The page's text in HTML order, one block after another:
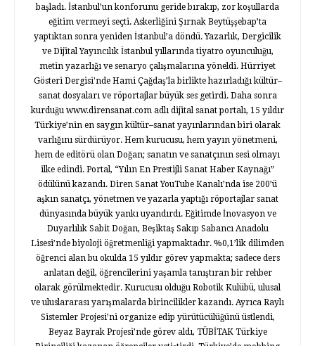
başladı. İstanbul’un konforunu geride bırakıp, zor koşullarda
eğitim vermeyi seçti. Askerliğini Şırnak Beytüşşebap’ta
yaptıktan sonra yeniden İstanbul’a döndü. Yazarlık, Dergicilik
ve Dijital Yayıncılık İstanbul yıllarında tiyatro oyunculuğu,
metin yazarlığı ve senaryo çalışmalarına yöneldi. Hürriyet
Gösteri Dergisi'nde Hami Çağdaş’la birlikte hazırladığı kültür–
sanat dosyaları ve röportajlar büyük ses getirdi. Daha sonra
kurduğu www.dirensanat.com adlı dijital sanat portalı, 15 yıldır
Türkiye’nin en saygın kültür–sanat yayınlarından biri olarak
varlığını sürdürüyor. Hem kurucusu, hem yayın yönetmeni,
hem de editörü olan Doğan; sanatın ve sanatçının sesi olmayı
ilke edindi. Portal, “Yılın En Prestijli Sanat Haber Kaynağı”
ödülünü kazandı. Diren Sanat YouTube Kanalı’nda ise 200’ü
aşkın sanatçı, yönetmen ve yazarla yaptığı röportajlar sanat
dünyasında büyük yankı uyandırdı. Eğitimde İnovasyon ve
Duyarlılık Sabit Doğan, Beşiktaş Sakıp Sabancı Anadolu
Lisesi’nde biyoloji öğretmenliği yapmaktadır. %0,1’lik dilimden
öğrenci alan bu okulda 15 yıldır görev yapmakta; sadece ders
anlatan değil, öğrencilerini yaşamla tanıştıran bir rehber
olarak görülmektedir. Kurucusu olduğu Robotik Kulübü, ulusal
ve uluslararası yarışmalarda birincilikler kazandı. Ayrıca Raylı
Sistemler Projesi’ni organize edip yürütücülüğünü üstlendi,
Beyaz Bayrak Projesi’nde görev aldı, TÜBİTAK Türkiye